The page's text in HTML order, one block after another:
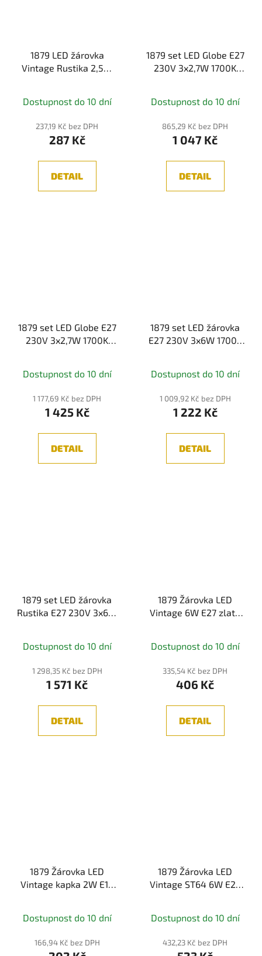
1879 LED žárovka
Vintage Rustika 2,5W
Dostupnost do 10 dní
237,19 Kč bez DPH
287 Kč
DETAIL
1879 set LED Globe E27
230V 3x2,7W 1700K
Dostupnost do 10 dní
865,29 Kč bez DPH
1 047 Kč
DETAIL
1879 set LED Globe E27
230V 3x2,7W 1700K
Dostupnost do 10 dní
1 177,69 Kč bez DPH
1 425 Kč
DETAIL
1879 set LED žárovka
E27 230V 3x6W 1700K
Dostupnost do 10 dní
1 009,92 Kč bez DPH
1 222 Kč
DETAIL
1879 set LED žárovka
Rustika E27 230V 3x6W
Dostupnost do 10 dní
1 298,35 Kč bez DPH
1 571 Kč
DETAIL
1879 Žárovka LED
Vintage 6W E27 zlatá
Dostupnost do 10 dní
335,54 Kč bez DPH
406 Kč
DETAIL
1879 Žárovka LED
Vintage kapka 2W E14
Dostupnost do 10 dní
166,94 Kč bez DPH
1879 Žárovka LED
Vintage ST64 6W E27
Dostupnost do 10 dní
432,23 Kč bez DPH